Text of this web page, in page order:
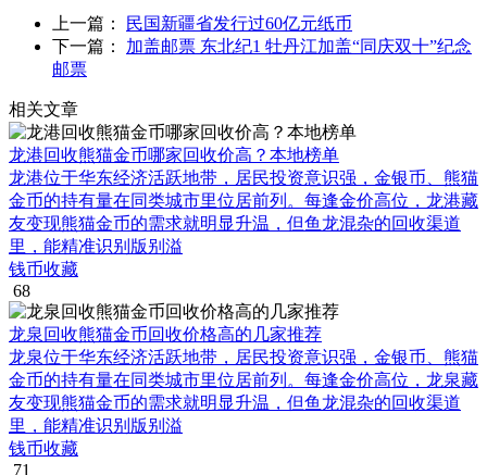
上一篇：
民国新疆省发行过60亿元纸币
下一篇： 加盖邮票 东北纪1 牡丹江加盖“同庆双十”纪念
邮票
相关文章
龙港回收熊猫金币哪家回收价高？本地榜单
龙港位于华东经济活跃地带，居民投资意识强，金银币、熊猫
金币的持有量在同类城市里位居前列。每逢金价高位，龙港藏
友变现熊猫金币的需求就明显升温，但鱼龙混杂的回收渠道
里，能精准识别版别溢
钱币收藏
68
龙泉回收熊猫金币回收价格高的几家推荐
龙泉位于华东经济活跃地带，居民投资意识强，金银币、熊猫
金币的持有量在同类城市里位居前列。每逢金价高位，龙泉藏
友变现熊猫金币的需求就明显升温，但鱼龙混杂的回收渠道
里，能精准识别版别溢
钱币收藏
71